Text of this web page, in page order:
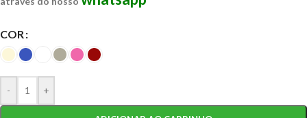
COR
- +